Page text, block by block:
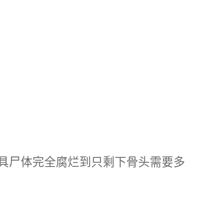
尸体完全腐烂到只剩下骨头需要多